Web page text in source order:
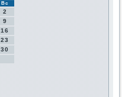
Вс
2
9
16
23
30